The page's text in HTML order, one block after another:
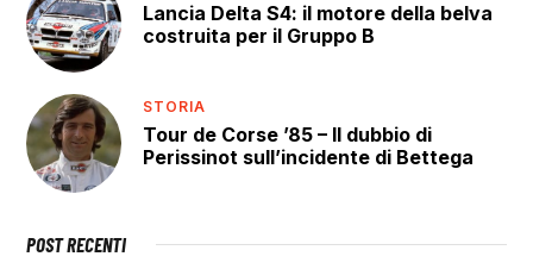
Lancia Delta S4: il motore della belva
costruita per il Gruppo B
STORIA
Tour de Corse ’85 – Il dubbio di
Perissinot sull’incidente di Bettega
POST RECENTI